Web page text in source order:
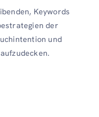
Keywords
der
und